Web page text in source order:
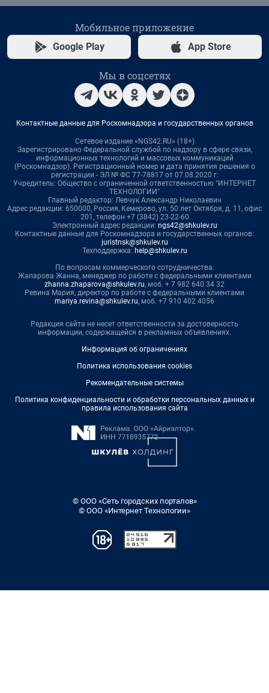
Мобильное приложение
Google Play App Store
Мы в соцсетях
Контактные данные для Роскомнадзора и государственных органов
Сетевое издание «NGS42.RU» (18+)
Зарегистрировано Федеральной службой по надзору в сфере связи,
информационных технологий и массовых коммуникаций
(Роскомнадзор). Регистрационный номер и дата принятия решения о
регистрации - ЭЛ № ФС 77-78817 от 07.08.2020 г.
Учредитель: Общество с ограниченной ответственностью "ИНТЕРНЕТ
ТЕХНОЛОГИИ"
Главный редактор: Левчук Александр Николаевич
Адрес редакции: 650000, Россия, Кемерово, ул. 50 лет Октября, д. 11, офис
201, телефон +7 (3842) 23-22-60
Электронный адрес редакции: ngs42@shkulev.ru
Контактные данные для Роскомнадзора и государственных органов:
juristnsk@shkulev.ru
Техподдержка: help@shkulev.ru
По вопросам коммерческого сотрудничества:
Жапарова Жанна, менеджер по работе с федеральными клиентами
zhanna.zhaparova@shkulev.ru, моб. + 7 982 640 34 32
Ревина Мария, директор по работе с федеральными клиентами
mariya.revina@shkulev.ru, моб. +7 910 402 4056
Редакция сайта не несет ответственности за достоверность
информации, содержащейся в рекламных объявлениях.
Информация об ограничениях
Политика использования cookies
Рекомендательные системы
Политика конфиденциальности и обработки персональных данных и
правила использования сайта
© ООО «Сеть городских порталов»
© ООО «Интернет Технологии»